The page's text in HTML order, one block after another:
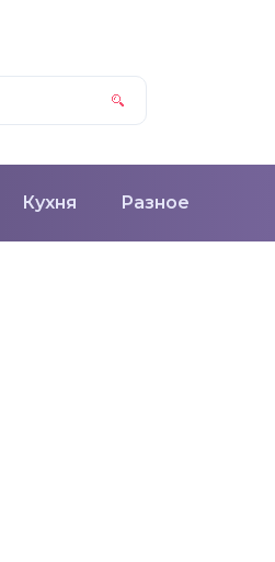
Кухня Разное